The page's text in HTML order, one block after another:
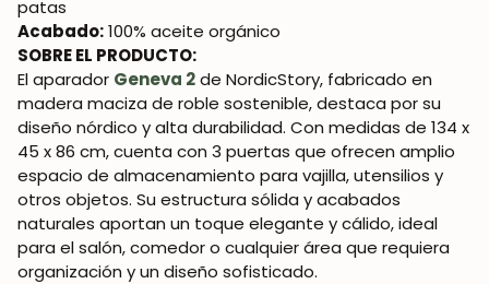
patas
Acabado:100% aceite orgánico
SOBRE EL PRODUCTO:
El aparador Geneva 2de NordicStory, fabricado en
madera maciza de roble sostenible, destaca por su
diseño nórdico y alta durabilidad. Con medidas de 134 x
45 x 86 cm, cuenta con 3 puertas que ofrecen amplio
espacio de almacenamiento para vajilla, utensilios y
otros objetos. Su estructura sólida y acabados
naturales aportan un toque elegante y cálido, ideal
para el salón, comedor o cualquier área que requiera
organización y un diseño sofisticado.